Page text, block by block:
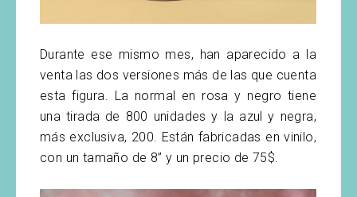
Durante ese mismo mes, han aparecido a la
venta las dos versiones más de las que cuenta
esta figura. La normal en rosa y negro tiene
una tirada de 800 unidades y la azul y negra,
más exclusiva, 200. Están fabricadas en vinilo,
con un tamaño de 8” y un precio de 75$.